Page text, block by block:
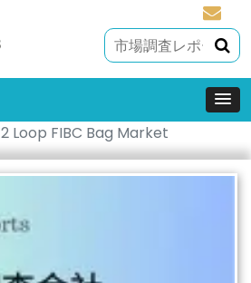
2 Loop FIBC Bag Market